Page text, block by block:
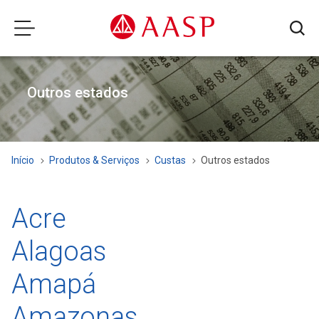
Outros estados
Início Produtos & Serviços Custas Outros estados
Acre
Justiça Estadual
Justiça Federal
Justiça do Trabalho
Emolumentos
Alagoas
Justiça Estadual
Justiça Federal
Justiça do Trabalho
Amapá
Justiça Estadual